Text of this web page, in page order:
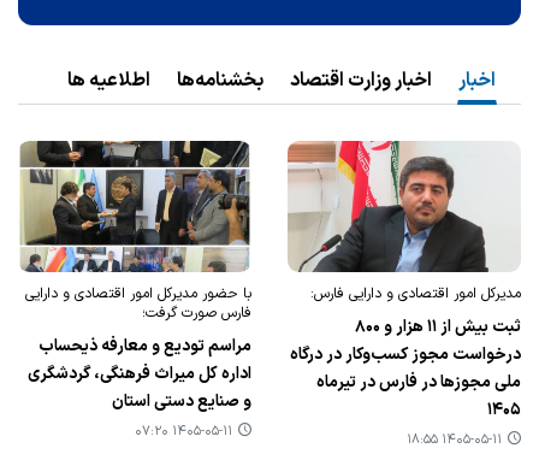
اخبار اخبار وزارت اقتصاد بخشنامه‌ها اطلاعیه ها
مدیرکل امور اقتصادی و دارایی فارس:
ثبت بیش از ۱۱ هزار و ۸۰۰
درخواست مجوز کسب‌وکار در درگاه
ملی مجوزها در فارس در تیرماه
۱۴۰۵
۱۴۰۵-۰۵-۱۱ ۱۸:۵۵
با حضور مدیرکل امور اقتصادی و دارایی
فارس صورت گرفت؛
مراسم تودیع و معارفه ذیحساب
اداره کل میراث فرهنگی، گردشگری
و صنایع دستی استان
۱۴۰۵-۰۵-۱۱ ۰۷:۲۰